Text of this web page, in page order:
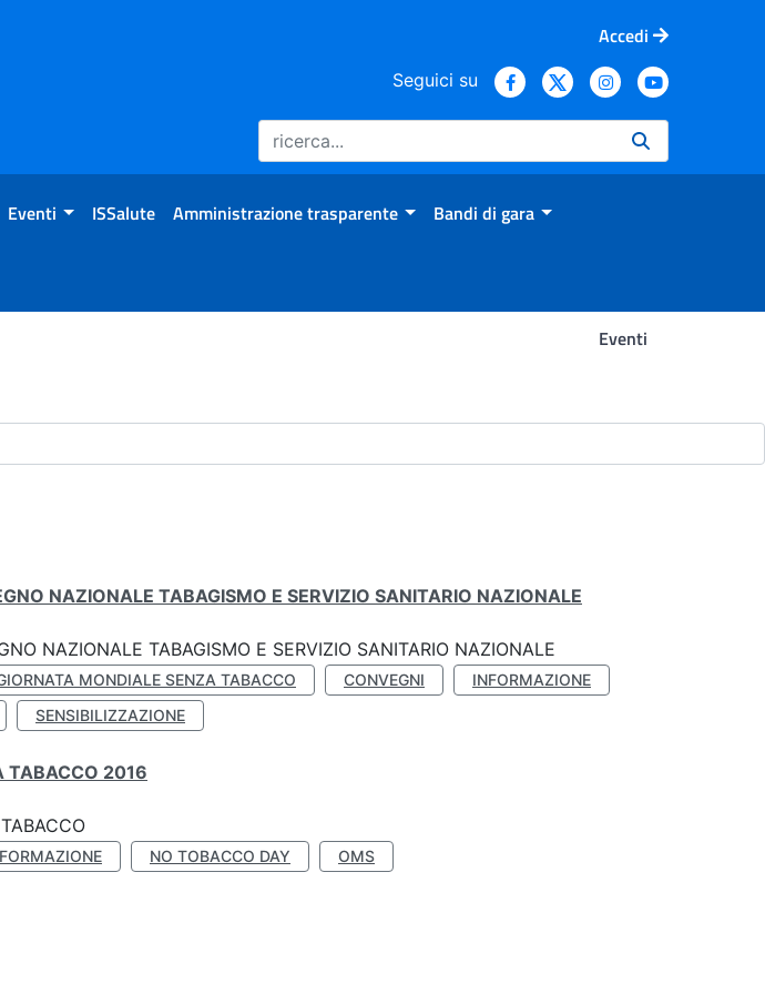
Accedi
Seguici su
Eventi ISSalute Amministrazione trasparente Bandi di gara
Eventi
NAZIONALE TABAGISMO E SERVIZIO SANITARIO NAZIONALE
NAZIONALE TABAGISMO E SERVIZIO SANITARIO NAZIONALE
MONDIALE SENZA TABACCO CONVEGNI
INFORMAZIONE
SENSIBILIZZAZIONE
TABACCO 2016
NO TOBACCO DAY OMS